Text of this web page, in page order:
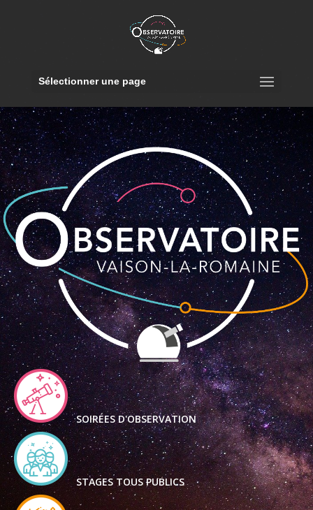
Sélectionner une page
SOIRÉES D'OBSERVATION
STAGES TOUS PUBLICS